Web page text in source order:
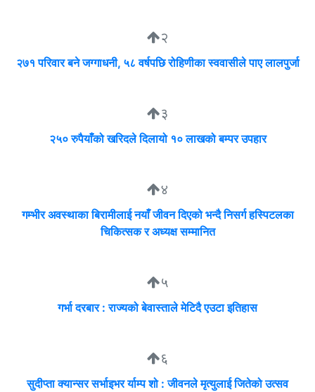
२
२७१ परिवार बने जग्गाधनी, ५८ वर्षपछि रोहिणीका स्ववासीले पाए लालपुर्जा
३
२५० रुपैयाँको खरिदले दिलायो १० लाखको बम्पर उपहार
४
गम्भीर अवस्थाका बिरामीलाई नयाँ जीवन दिएको भन्दै निसर्ग हस्पिटलका
चिकित्सक र अध्यक्ष सम्मानित
५
गर्भा दरबार : राज्यको बेवास्ताले मेटिदै एउटा इतिहास
६
सुदीप्ता क्यान्सर सर्भाइभर र्याम्प शो : जीवनले मृत्युलाई जितेको उत्सव